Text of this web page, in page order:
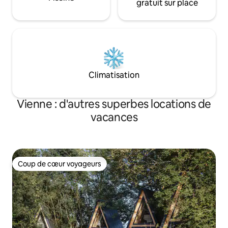
gratuit sur place
Climatisation
Vienne : d'autres superbes locations de
vacances
Coup de cœur voyageurs
Coup de cœur voyageurs